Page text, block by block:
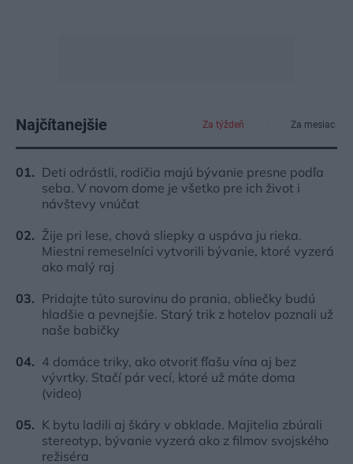
Najčítanejšie Za týždeň Za mesiac
Deti odrástli, rodičia majú bývanie presne podľa
seba. V novom dome je všetko pre ich život i
návštevy vnúčat
Žije pri lese, chová sliepky a uspáva ju rieka.
Miestni remeselníci vytvorili bývanie, ktoré vyzerá
ako malý raj
Pridajte túto surovinu do prania, obliečky budú
hladšie a pevnejšie. Starý trik z hotelov poznali už
naše babičky
4 domáce triky, ako otvoriť fľašu vína aj bez
vývrtky. Stačí pár vecí, ktoré už máte doma
(video)
K bytu ladili aj škáry v obklade. Majitelia zbúrali
stereotyp, bývanie vyzerá ako z filmov svojského
režiséra